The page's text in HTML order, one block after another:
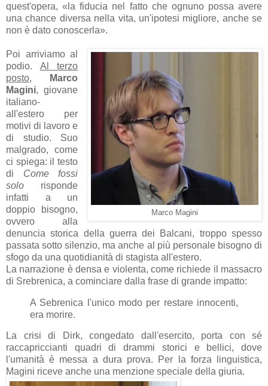
quest'opera, «la fiducia nel fatto che ognuno possa avere
una chance diversa nella vita, un'ipotesi migliore, anche se
non è dato conoscerla».
Marco Magini
Poi arriviamo al
podio. Al terzo
posto,
Marco
Magini, giovane
italiano-
all'estero per
motivi di lavoro e
di studio. Suo
malgrado, come
ci spiega: il testo
di Come fossi
solo risponde
infatti a un
doppio bisogno,
ovvero alla
denuncia storica della guerra dei Balcani, troppo spesso
passata sotto silenzio, ma anche al più personale bisogno di
sfogo da una quotidianità di stagista all'estero.
La narrazione è densa e violenta, come richiede il massacro
di Srebrenica, a cominciare dalla frase di grande impatto:
A Sebrenica l'unico modo per restare innocenti,
era morire.
La crisi di Dirk, congedato dall'esercito, porta con sé
raccapriccianti quadri di drammi storici e bellici, dove
l'umanità è messa a dura prova. Per la forza linguistica,
Magini riceve anche una menzione speciale della giuria.